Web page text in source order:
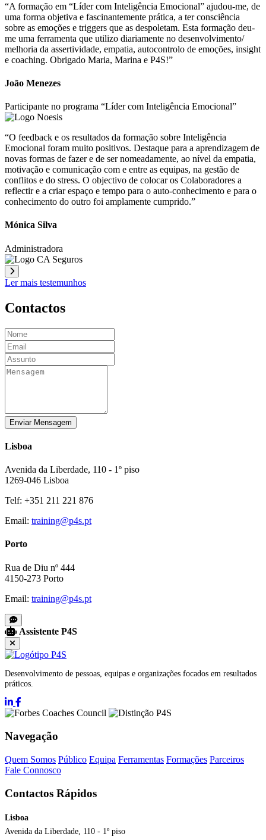
“A formação em “Líder com Inteligência Emocional” ajudou-me, de
uma forma objetiva e fascinantemente prática, a ter consciência
sobre as emoções e triggers que as despoletam. Esta formação deu-
me uma ferramenta que utilizo diariamente no desenvolvimento/
melhoria da assertividade, empatia, autocontrolo de emoções, insight
e coaching. Obrigado Maria, Marina e P4S!”
João Menezes
Participante no programa “Líder com Inteligência Emocional”
“O feedback e os resultados da formação sobre Inteligência
Emocional foram muito positivos. Destaque para a aprendizagem de
novas formas de fazer e de ser nomeadamente, ao nível da empatia,
motivação e comunicação com e entre as equipas, na gestão de
conflitos e do stress. O objectivo de colocar os Colaboradores a
reflectir e a criar espaço e tempo para o auto-conhecimento e para o
conhecimento do outro foi amplamente cumprido.”
Mónica Silva
Administradora
Ler mais testemunhos
Contactos
Enviar Mensagem
Lisboa
Avenida da Liberdade, 110 - 1º piso
1269-046 Lisboa
Telf: +351 211 221 876
Email: training@p4s.pt
Porto
Rua de Diu nº 444
4150-273 Porto
Email: training@p4s.pt
Assistente P4S
Desenvolvimento de pessoas, equipas e organizações focados em resultados
práticos.
Navegação
Quem Somos Público Equipa Ferramentas Formações Parceiros
Fale Connosco
Contactos Rápidos
Lisboa
Avenida da Liberdade, 110 - 1º piso